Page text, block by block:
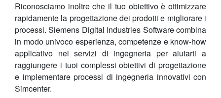
Riconosciamo inoltre che il tuo obiettivo è ottimizzare
rapidamente la progettazione dei prodotti e migliorare i
processi. Siemens Digital Industries Software combina
in modo univoco esperienza, competenze e know-how
applicativo nei servizi di ingegneria per aiutarti a
raggiungere i tuoi complessi obiettivi di progettazione
e implementare processi di ingegneria innovativi con
Simcenter.